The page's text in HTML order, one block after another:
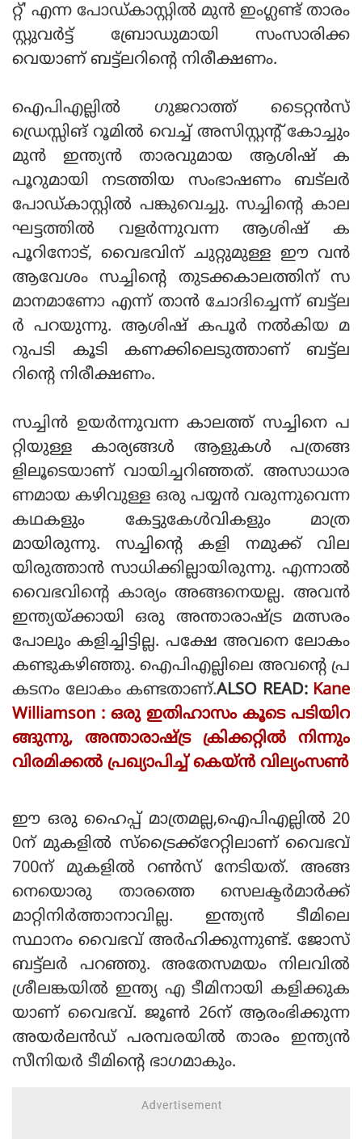
റ്റ്' എന്ന പോഡ്കാസ്റ്റില്‍ മുന്‍ ഇംഗ്ലണ്ട് താരം
സ്റ്റുവര്‍ട്ട് ബ്രോഡുമായി സംസാരിക്ക
വെയാണ് ബട്ട്ലറിന്റെ നിരീക്ഷണം.
ഐപിഎല്ലില്‍ ഗുജറാത്ത് ടൈറ്റന്‍സ്
ഡ്രെസ്സിങ് റൂമില്‍ വെച്ച് അസിസ്റ്റന്റ് കോച്ചും
മുന്‍ ഇന്ത്യന്‍ താരവുമായ ആശിഷ് ക
പൂറുമായി നടത്തിയ സംഭാഷണം ബട്ലര്‍
പോഡ്കാസ്റ്റില്‍ പങ്കുവെച്ചു. സച്ചിന്റെ കാല
ഘട്ടത്തില്‍ വളര്‍ന്നുവന്ന ആശിഷ് ക
പൂറിനോട്, വൈഭവിന് ചുറ്റുമുള്ള ഈ വന്‍
ആവേശം സച്ചിന്റെ തുടക്കകാലത്തിന് സ
മാനമാണോ എന്ന് താന്‍ ചോദിച്ചെന്ന് ബട്ട്ല
ര്‍ പറയുന്നു. ആശിഷ് കപൂര്‍ നല്‍കിയ മ
റുപടി കൂടി കണക്കിലെടുത്താണ് ബട്ട്ല
റിന്റെ നിരീക്ഷണം.
സച്ചിന്‍ ഉയര്‍ന്നുവന്ന കാലത്ത് സച്ചിനെ പ
റ്റിയുള്ള കാര്യങ്ങള്‍ ആളുകള്‍ പത്രങ്ങ
ളിലൂടെയാണ് വായിച്ചറിഞ്ഞത്. അസാധാര
ണമായ കഴിവുള്ള ഒരു പയ്യന്‍ വരുന്നുവെന്ന
കഥകളും കേട്ടുകേള്‍വികളും മാത്ര
മായിരുന്നു. സച്ചിന്റെ കളി നമുക്ക് വില
യിരുത്താന്‍ സാധിക്കില്ലായിരുന്നു. എന്നാല്‍
വൈഭവിന്റെ കാര്യം അങ്ങനെയല്ല. അവന്‍
ഇന്ത്യയ്ക്കായി ഒരു അന്താരാഷ്ട്ര മത്സരം
പോലും കളിച്ചിട്ടില്ല. പക്ഷേ അവനെ ലോകം
കണ്ടുകഴിഞ്ഞു. ഐപിഎല്ലിലെ അവന്റെ പ്ര
കടനം ലോകം കണ്ടതാണ്.ALSO READ: Kane
Williamson : ഒരു ഇതിഹാസം കൂടെ പടിയിറ
ങ്ങുന്നു, അന്താരാഷ്ട്ര ക്രിക്കറ്റിൽ നിന്നും
വിരമിക്കൽ പ്രഖ്യാപിച്ച് കെയ്ൻ വില്യംസൺ
ഈ ഒരു ഹൈപ്പ് മാത്രമല്ല,ഐപിഎല്ലില്‍ 20
0ന് മുകളില്‍ സ്‌ട്രൈക്ക്‌റേറ്റിലാണ് വൈഭവ്
700ന് മുകളില്‍ റണ്‍സ് നേടിയത്. അങ്ങ
നെയൊരു താരത്തെ സെലക്ടര്‍മാര്‍ക്ക്
മാറ്റിനിര്‍ത്താനാവില്ല. ഇന്ത്യന്‍ ടീമിലെ
സ്ഥാനം വൈഭവ് അര്‍ഹിക്കുന്നുണ്ട്. ജോസ്
ബട്ട്ലര്‍ പറഞ്ഞു. അതേസമയം നിലവില്‍
ശ്രീലങ്കയില്‍ ഇന്ത്യ എ ടീമിനായി കളിക്കുക
യാണ് വൈഭവ്. ജൂണ്‍ 26ന് ആരംഭിക്കുന്ന
അയര്‍ലന്‍ഡ് പരമ്പരയില്‍ താരം ഇന്ത്യന്‍
സീനിയര്‍ ടീമിന്റെ ഭാഗമാകും.